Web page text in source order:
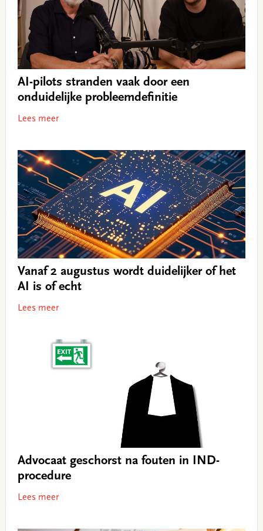
AI-pilots stranden vaak door een
onduidelijke probleemdefinitie
Lees meer
Vanaf 2 augustus wordt duidelijker of het
AI is of echt
Lees meer
Advocaat geschorst na fouten in IND-
procedure
Lees meer